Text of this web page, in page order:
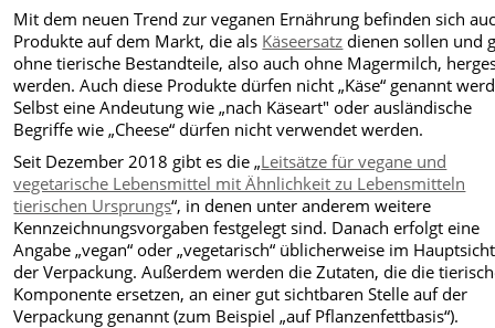
Mit dem neuen Trend zur veganen Ernährung befinden sich
Produkte auf dem Markt, die als Käseersatz dienen sollen und
ohne tierische Bestandteile, also auch ohne Magermilch,
werden. Auch diese Produkte dürfen nicht „Käse“ genannt
Selbst eine Andeutung wie „nach Käseart" oder ausländische
Begriffe wie „Cheese“ dürfen nicht verwendet werden.
Seit Dezember 2018 gibt es die „Leitsätze für vegane und
vegetarische Lebensmittel mit Ähnlichkeit zu Lebensmitteln
tierischen Ursprungs“, in denen unter anderem weitere
Kennzeichnungsvorgaben festgelegt sind. Danach erfolgt eine
Angabe „vegan“ oder „vegetarisch“ üblicherweise im
der Verpackung. Außerdem werden die Zutaten, die die
Komponente ersetzen, an einer gut sichtbaren Stelle auf der
Verpackung genannt (zum Beispiel „auf Pflanzenfettbasis“).